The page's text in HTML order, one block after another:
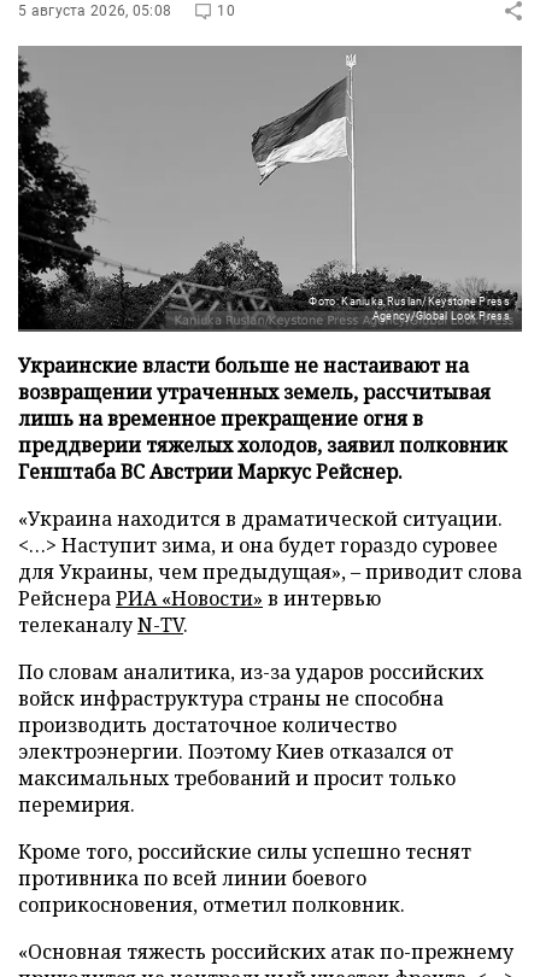
5 августа 2026, 05:08 10
Фото: Kaniuka Ruslan/Keystone Press
Agency/Global Look Press
Украинские власти больше не настаивают на
возвращении утраченных земель, рассчитывая
лишь на временное прекращение огня в
преддверии тяжелых холодов, заявил полковник
Генштаба ВС Австрии Маркус Рейснер.
«Украина находится в драматической ситуации.
<…> Наступит зима, и она будет гораздо суровее
для Украины, чем предыдущая», – приводит слова
РейснераРИА «Новости» в интервью
телеканалуN-TV.
По словам аналитика, из-за ударов российских
войск инфраструктура страны не способна
производить достаточное количество
электроэнергии. Поэтому Киев отказался от
максимальных требований и просит только
перемирия.
Кроме того, российские силы успешно теснят
противника по всей линии боевого
соприкосновения, отметил полковник.
«Основная тяжесть российских атак по-прежнему